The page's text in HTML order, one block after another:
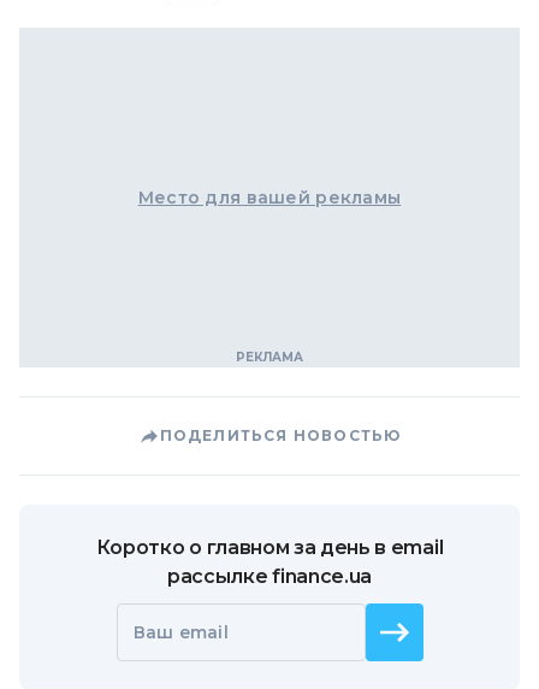
Место для вашей рекламы
ПОДЕЛИТЬСЯ НОВОСТЬЮ
Коротко о главном за день в email
рассылке finance.ua
Ваш email